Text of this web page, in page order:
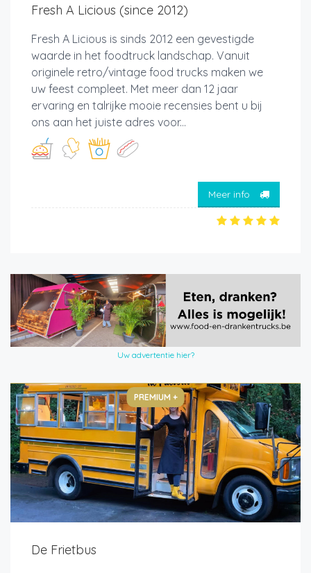
Fresh A Licious (since 2012)
Fresh A Licious is sinds 2012 een gevestigde
waarde in het foodtruck landschap. Vanuit
originele retro/vintage food trucks maken we
uw feest compleet. Met meer dan 12 jaar
ervaring en talrijke mooie recensies bent u bij
ons aan het juiste adres voor...
Meer info
Uw advertentie hier?
PREMIUM +
De Frietbus